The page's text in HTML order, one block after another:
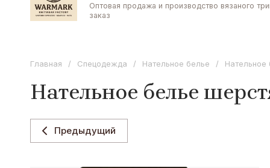
Атрибутика для фанатов,
Женская трикотажная одежда
Шарфы и фанатская атрибутика
Оптовая продажа и производство вязаного
заказ
Главная / Спецодежда / Нательное белье /
Нательное белье
Предыдущий